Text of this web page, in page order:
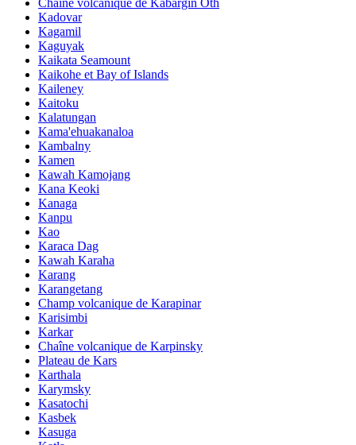
Kadovar
Kagamil
Kaguyak
Kaikata Seamount
Kaikohe et Bay of Islands
Kaileney
Kaitoku
Kalatungan
Kama'ehuakanaloa
Kambalny
Kamen
Kawah Kamojang
Kana Keoki
Kanaga
Kanpu
Kao
Karaca Dag
Kawah Karaha
Karang
Karangetang
Champ volcanique de Karapinar
Karisimbi
Karkar
Chaîne volcanique de Karpinsky
Plateau de Kars
Karthala
Karymsky
Kasatochi
Kasbek
Kasuga